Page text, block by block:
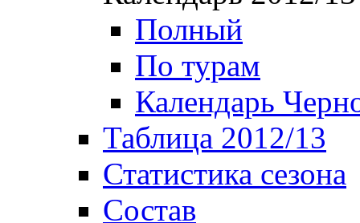
Полный
По турам
Календарь
Таблица 2012/13
Статистика сезона
Состав